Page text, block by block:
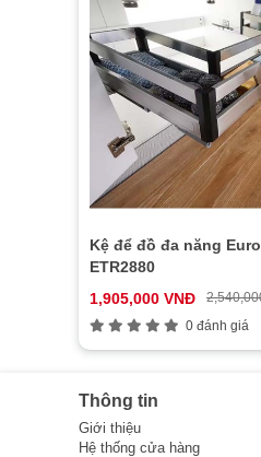
Kệ để đồ đa năng
ETR2880
1,905,000 VNĐ
0 đánh giá
Thông tin
Giới thiệu
Hệ thống cửa hàng